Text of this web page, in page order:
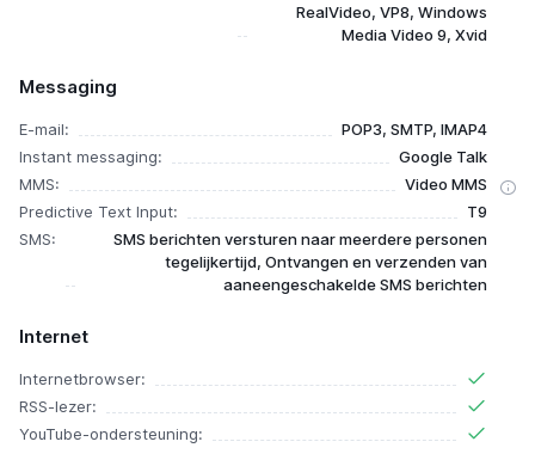
RealVideo, VP8, Windows
Media Video 9, Xvid
Messaging
E-mail:
POP3, SMTP, IMAP4
Instant messaging:
Google Talk
MMS:
Video MMS
Predictive Text Input:
T9
SMS:
SMS berichten versturen naar meerdere personen
tegelijkertijd, Ontvangen en verzenden van
aaneengeschakelde SMS berichten
Internet
Internetbrowser:
RSS-lezer:
YouTube-ondersteuning: